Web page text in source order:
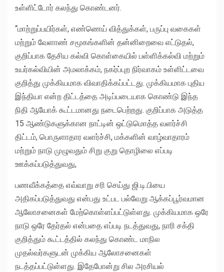
உள்ளிட்டோர் கலந்து கொண்டனர்.
‘‘மாற்றுப்பயிர்கள், எண்ணெய் வித்துக்கள், பருப்பு வகைகள்
மற்றும் வேளாண் சமூகங்களின் தன்னிறைவை எட்டுதல்,
குறிப்பாக தேசிய கல்வி கொள்கையில் பள்ளிக்கல்வி மற்றும்
உயர்கல்வியின் அமலாக்கம், நகர்ப்புற நிர்வாகம் உள்ளிட்டவை
குறித்து முக்கியமாக விவாதிக்கப்பட்டது. முக்கியமாக புதிய
இந்தியா என்ற திட்டத்தை அடிப்படையாக கொண்டு இந்த
நிதி ஆயோக் கூட்டமானது நடைபெற்றது. குறிப்பாக அடுத்த
15 ஆண்டுகளுக்கான நாட்டின் ஒட்டுமொத்த வளர்ச்சி
திட்டம், பொருளாதார வளர்ச்சி, மக்களின் வாழ்வாதாரம்
மற்றும் நாடு முழுவதும் சிறு குறு தொழிலை எப்படி
ஊக்கப்படுத்துவது,
பணவீக்கத்தை எவ்வாறு சரி செய்து ஜி.டி.பியை
அதிகப்படுத்துவது என்பது உட்பட பல்வேறு ஆக்கப்பூர்வமான
ஆலோசனைகள் மேற்கொள்ளப்பட்டுள்ளது. முக்கியமாக ஒரே
நாடு ஒரே தேர்தல் என்பதை எப்படி நடத்துவது, நாரி சக்தி
குறித்தும் கூட்டத்தில் கலந்து கொண்ட மாநில
முதல்வர்களுடன் முக்கிய ஆலோசனைகள்
நடத்தப்பட்டுள்ளது. இதேபோன்று சில அரசியல்